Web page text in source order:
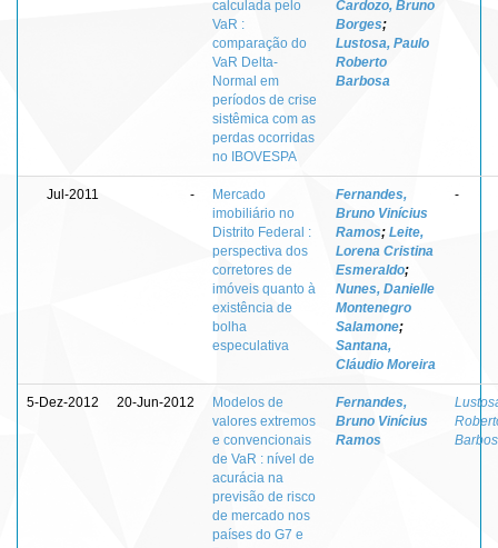
calculada pelo
VaR :
comparação do
VaR Delta-
Normal em
períodos de crise
sistêmica com as
perdas ocorridas
no IBOVESPA
Cardozo, Bruno
Borges;
Lustosa, Paulo
Roberto
Barbosa
Jul-2011 -
Mercado
imobiliário no
Distrito Federal :
perspectiva dos
corretores de
imóveis quanto à
existência de
bolha
especulativa
Fernandes,
Bruno Vinícius
Ramos; Leite,
Lorena Cristina
Esmeraldo;
Nunes, Danielle
Montenegro
Salamone;
Santana,
Cláudio Moreira
-
5-Dez-2012 20-Jun-2012
Modelos de
valores extremos
e convencionais
de VaR : nível de
acurácia na
previsão de risco
de mercado nos
países do G7 e
Fernandes,
Bruno Vinícius
Ramos